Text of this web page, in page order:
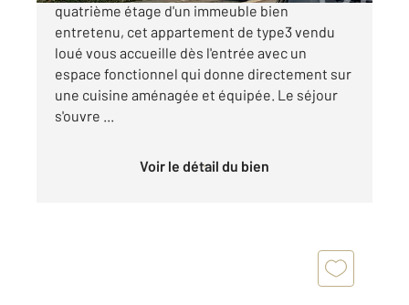
quatrième étage d'un immeuble bien
entretenu, cet appartement de type3 vendu
loué vous accueille dès l'entrée avec un
espace fonctionnel qui donne directement sur
une cuisine aménagée et équipée. Le séjour
s'ouvre ...
Voir le détail du bien